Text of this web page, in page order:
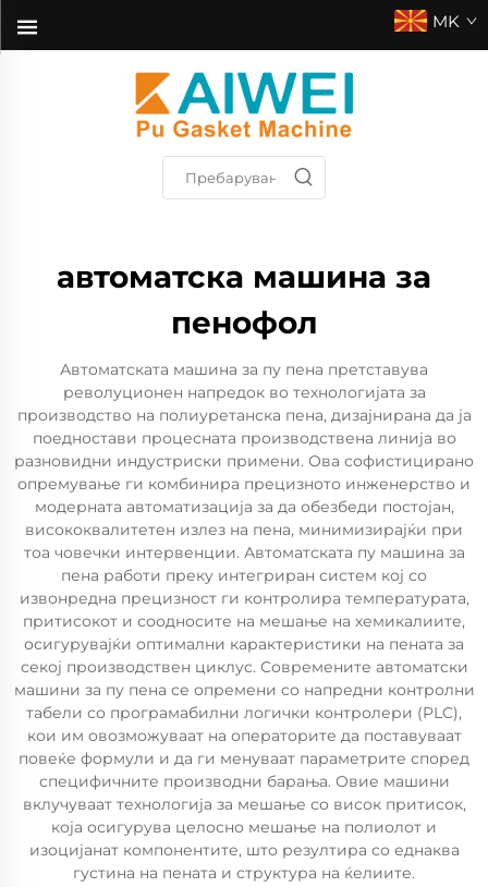
MK
автоматска машина за
пенофол
Автоматската машина за пу пена претставува
револуционен напредок во технологијата за
производство на полиуретанска пена, дизајнирана да ја
поедностави процесната производствена линија во
разновидни индустриски примени. Ова софистицирано
опремување ги комбинира прецизното инженерство и
модерната автоматизација за да обезбеди постојан,
висококвалитетен излез на пена, минимизирајќи при
тоа човечки интервенции. Автоматската пу машина за
пена работи преку интегриран систем кој со
извонредна прецизност ги контролира температурата,
притисокот и соодносите на мешање на хемикалиите,
осигурувајќи оптимални карактеристики на пената за
секој производствен циклус. Современите автоматски
машини за пу пена се опремени со напредни контролни
табели со програмабилни логички контролери (PLC),
кои им овозможуваат на операторите да поставуваат
повеќе формули и да ги менуваат параметрите според
специфичните производни барања. Овие машини
вклучуваат технологија за мешање со висок притисок,
која осигурува целосно мешање на полиолот и
изоцијанат компонентите, што резултира со еднаква
густина на пената и структура на ќелиите.